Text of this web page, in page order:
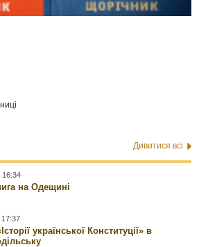
Дивитися всі
16:34
на Одещині
17:37
української Конституції» в